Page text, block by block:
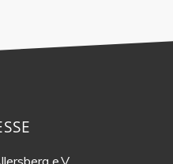
e.V.